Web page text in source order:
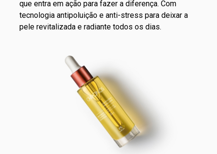
que entra em ação para fazer a diferença. Com
tecnologia antipoluição e anti-stress para deixar a
pele revitalizada e radiante todos os dias.